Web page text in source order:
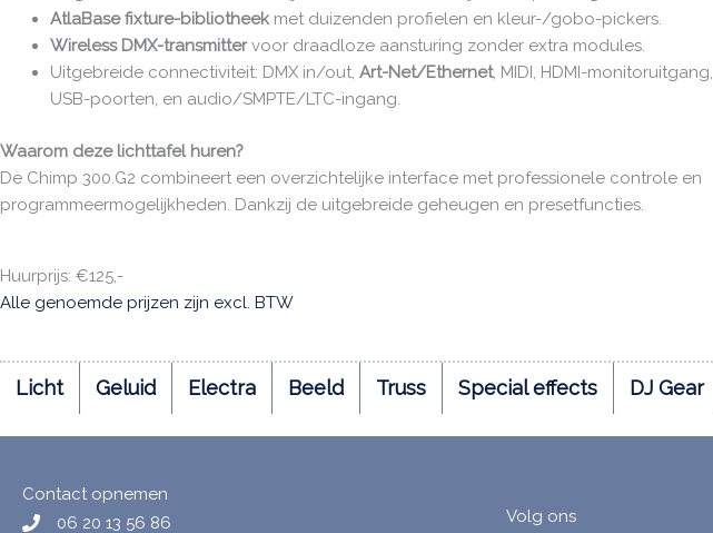
AtlaBase fixture-bibliotheek met duizenden profielen en kleur-/gobo-pickers.
Wireless DMX-transmittervoor draadloze aansturing zonder extra modules.
Uitgebreide connectiviteit: DMX in/out, Art-Net/Ethernet, MIDI, HDMI-monitoruitgang,
USB-poorten, en audio/SMPTE/LTC-ingang.
Waarom deze lichttafel huren?
De Chimp 300.G2 combineert een overzichtelijke interface met professionele controle en
programmeermogelijkheden. Dankzij de uitgebreide geheugen en presetfuncties.
Huurprijs: €125,-
Alle genoemde prijzen zijn excl. BTW
Licht Geluid Electra Beeld Truss Special effects DJ Gear
Contact opnemen
06 20 13 56 86
Volg ons